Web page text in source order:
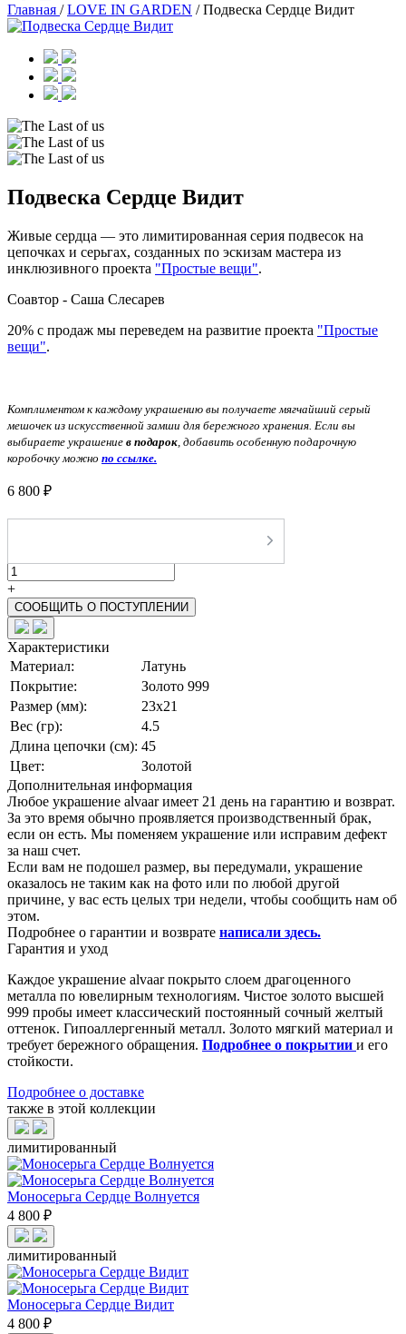
Главная /LOVE IN GARDEN /Подвеска Сердце Видит
Подвеска Сердце Видит
Живые сердца — это лимитированная серия подвесок на
цепочках и серьгах, созданных по эскизам мастера из
инклюзивного проекта "Простые вещи".
Соавтор - Саша Слесарев
20% с продаж мы переведем на развитие проекта "Простые
вещи".
Комплиментом к каждому украшению вы получаете мягчайший серый
мешочек из искусственной замши для бережного хранения. Если вы
выбираете украшение в подарок , добавить особенную подарочную
коробочку можно по ссылке.
6 800 ₽
+
СООБЩИТЬ О ПОСТУПЛЕНИИ
Характеристики
Материал:
Латунь
Покрытие:
Золото 999
Размер (мм):
23х21
Вес (гр):
4.5
Длина цепочки (см): 45
Цвет:
Золотой
Дополнительная информация
Любое украшение alvaar имеет 21 день на гарантию и возврат.
За это время обычно проявляется производственный брак,
если он есть. Мы поменяем украшение или исправим дефект
за наш счет.
Если вам не подошел размер, вы передумали, украшение
оказалось не таким как на фото или по любой другой
причине, у вас есть целых три недели, чтобы сообщить нам об
этом.
Подробнее о гарантии и возврате написали здесь.
Гарантия и уход
Каждое украшение alvaar покрыто слоем драгоценного
металла по ювелирным технологиям. Чистое золото высшей
999 пробы имеет классический постоянный сочный желтый
оттенок. Гипоаллергенный металл. Золото мягкий материал и
требует бережного обращения. Подробнее о покрытии и его
стойкости.
Подробнее о доставке
также в этой коллекции
лимитированный
Моносерьга Сердце Волнуется
4 800 ₽
лимитированный
Моносерьга Сердце Видит
4 800 ₽